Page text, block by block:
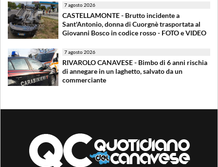
7 agosto 2026
CASTELLAMONTE - Brutto incidente a
Sant'Antonio, donna di Cuorgnè trasportata al
Giovanni Bosco in codice rosso - FOTO e VIDEO
7 agosto 2026
RIVAROLO CANAVESE - Bimbo di 6 anni rischia
di annegare in un laghetto, salvato da un
commerciante